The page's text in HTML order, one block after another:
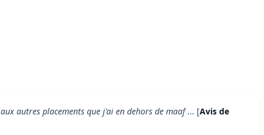
autres placements que j'ai en dehors de maaf... [Avis de